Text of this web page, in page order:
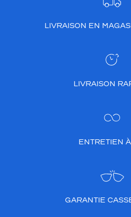
LIVRAISON EN
LIVRAISON
ENTRETIEN
GARANTIE